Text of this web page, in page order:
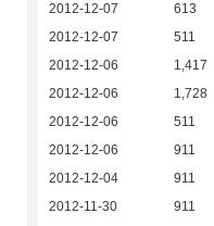
2012-12-07
613
2012-12-07
511
2012-12-06
1,417
2012-12-06
1,728
2012-12-06
511
2012-12-06
911
2012-12-04
911
2012-11-30
911